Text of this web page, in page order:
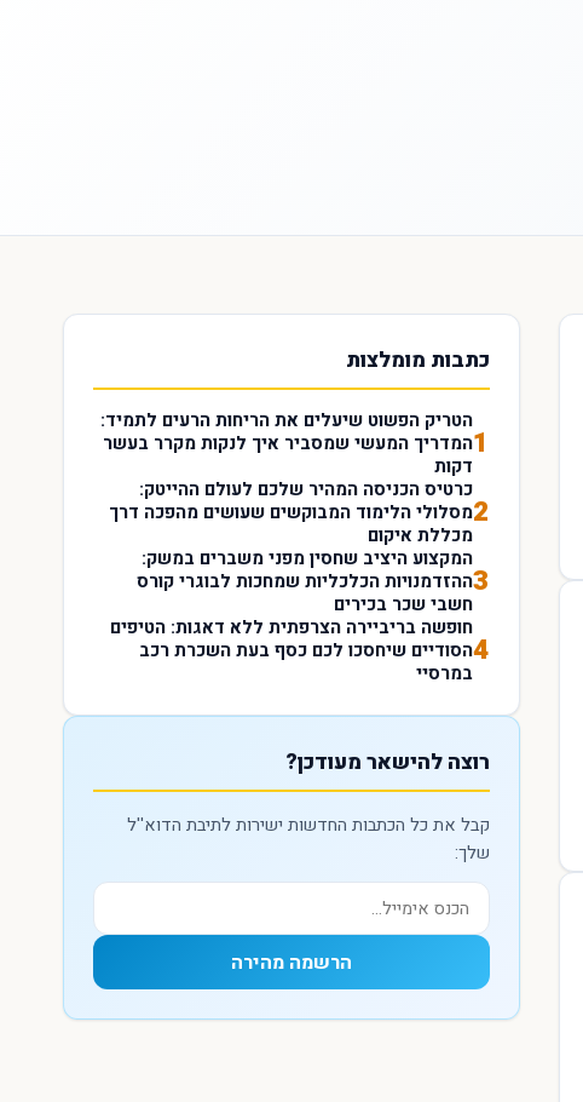
כתבות מומלצות
1
הטריק הפשוט שיעלים את הריחות הרעים לתמיד:
המדריך המעשי שמסביר איך לנקות מקרר בעשר
דקות
2
כרטיס הכניסה המהיר שלכם לעולם ההייטק:
מסלולי הלימוד המבוקשים שעושים מהפכה דרך
מכללת איקום
3
המקצוע היציב שחסין מפני משברים במשק:
ההזדמנויות הכלכליות שמחכות לבוגרי קורס
חשבי שכר בכירים
4
חופשה בריביירה הצרפתית ללא דאגות: הטיפים
הסודיים שיחסכו לכם כסף בעת השכרת רכב
במרסיי
רוצה להישאר מעודכן?
קבל את כל הכתבות החדשות ישירות לתיבת הדוא''ל
שלך:
הרשמה מהירה